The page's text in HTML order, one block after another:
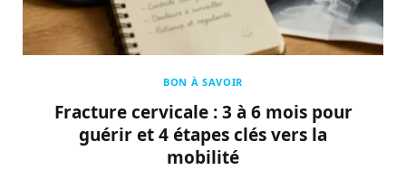
BON À SAVOIR
Fracture cervicale : 3 à 6 mois pour
guérir et 4 étapes clés vers la
mobilité